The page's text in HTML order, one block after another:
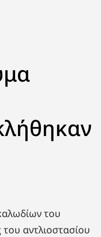
του
αντλιοστασίου